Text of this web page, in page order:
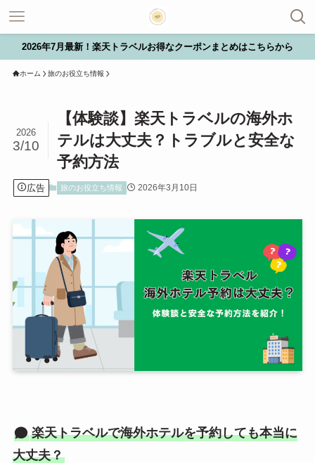
2026年7月最新！楽天トラベルお得なクーポンまとめはこちらから
ホーム 旅のお役立ち情報
【体験談】楽天トラベルの海外ホ
テルは大丈夫？トラブルと安全な
予約方法
2026
3/10
広告 旅のお役立ち情報 2026年3月10日
楽天トラベルで海外ホテルを予約しても本当に
大丈夫？